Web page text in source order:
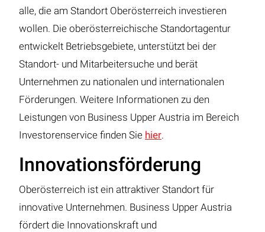
alle, die am Standort Oberösterreich investieren
wollen. Die oberösterreichische Standortagentur
entwickelt Betriebsgebiete, unterstützt bei der
Standort- und Mitarbeitersuche und berät
Unternehmen zu nationalen und internationalen
Förderungen. Weitere Informationen zu den
Leistungen von Business Upper Austria im Bereich
Investorenservice finden Sie hier.
Innovationsförderung
Oberösterreich ist ein attraktiver Standort für
innovative Unternehmen. Business Upper Austria
fördert die Innovationskraft und